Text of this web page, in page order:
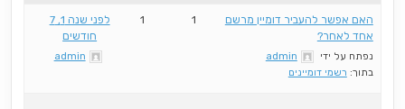
האם אפשר להעביר דומיין מרשם
אחד לאחר?
נפתח על ידי
admin
בתוך: רשמי דומיינים
1
1
לפני שנה 1, 7
חודשים
admin